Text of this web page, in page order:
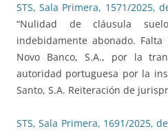
STS, Sala Primera, 1571/2025,
“Nulidad de cláusula
indebidamente abonado.
Novo Banco, S.A., por la
autoridad portuguesa por la
Santo, S.A. Reiteración de
STS, Sala Primera, 1691/2025,